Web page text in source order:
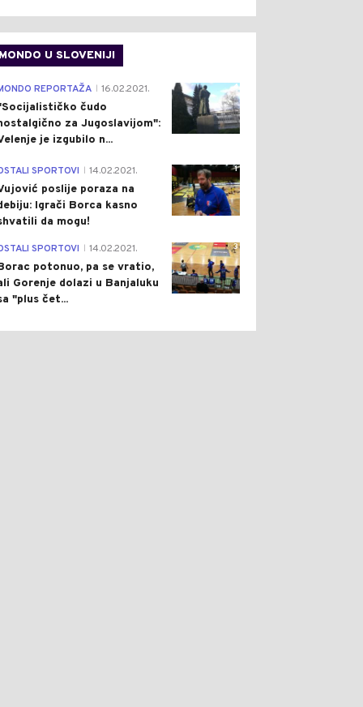
MONDO U SLOVENIJI
4
REPORTAŽA 16.02.2021.
čudo
za Jugoslavijom":
je izgubilo n...
1
SPORTOVI 14.02.2021.
poslije poraza na
Igrači Borca kasno
da mogu!
3
SPORTOVI 14.02.2021.
potonuo, pa se vratio,
Gorenje dolazi u Banjaluku
"plus čet...